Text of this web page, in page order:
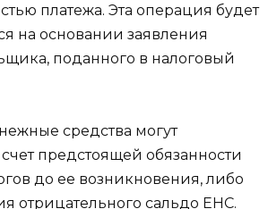
платежа. Эта операция будет
на основании заявления
поданного в налоговый
средства могут
счет предстоящей обязанности
до ее возникновения, либо
отрицательного сальдо ЕНС.